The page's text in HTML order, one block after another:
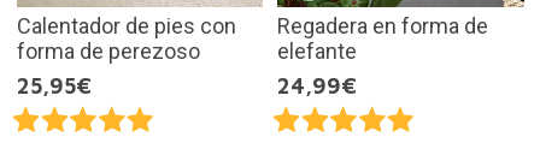
Calentador de pies con
forma de perezoso
25,95€
Regadera en forma de
elefante
24,99€